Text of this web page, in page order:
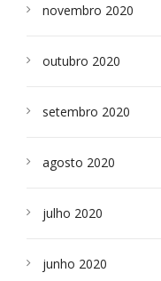
novembro 2020
outubro 2020
setembro 2020
agosto 2020
julho 2020
junho 2020